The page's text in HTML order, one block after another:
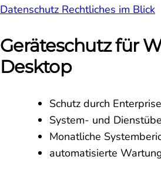
Datenschutz Rechtliches im Blick
Geräteschutz für
Desktop
Schutz durch
System- und
Monatliche
automatisierte